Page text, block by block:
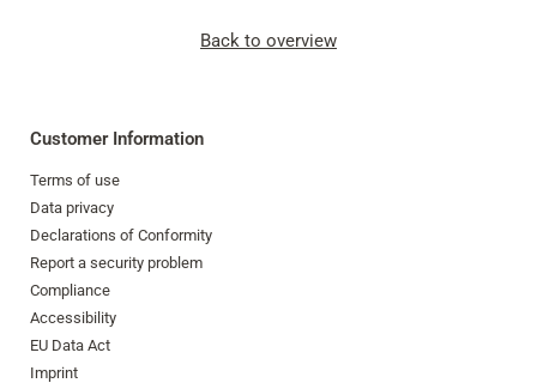
Back to overview
Customer Information
Terms of use
Data privacy
Declarations of Conformity
Report a security problem
Compliance
Accessibility
EU Data Act
Imprint